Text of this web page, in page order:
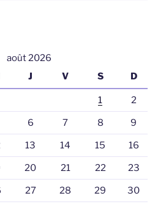
août 2026
J V S D
1 2
6 7 8 9
13 14 15 16
20 21 22 23
27 28 29 30